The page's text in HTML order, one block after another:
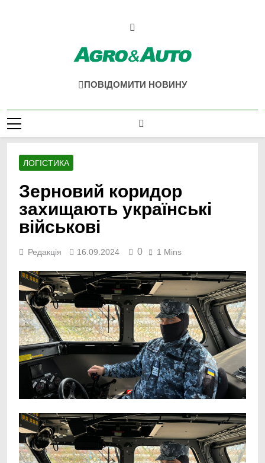
Agro & Auto
ПОВІДОМИТИ НОВИНУ
ЛОГІСТИКА
Зерновий коридор
захищають українські
військові
Редакція 16.09.2024 0 1 Mins